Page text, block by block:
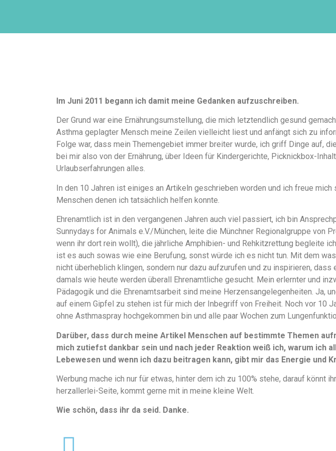
Im Juni 2011 begann ich damit meine Gedanken aufzuschreiben.
Der Grund war eine Ernährungsumstellung, die mich letztendlich gesund
Asthma geplagter Mensch meine Zeilen vielleicht liest und anfängt sich zu
Folge war, dass mein Themengebiet immer breiter wurde, ich griff Dinge auf,
bei mir also von der Ernährung, über Ideen für Kindergerichte, Picknickbox-
Urlaubserfahrungen alles.
In den 10 Jahren ist einiges an Artikeln geschrieben worden und ich freue
Menschen denen ich tatsächlich helfen konnte.
Ehrenamtlich ist in den vergangenen Jahren auch viel passiert, ich bin
Sunnydays for Animals e.V./München, leite die Münchner Regionalgruppe von
wenn ihr dort rein wollt), die jährliche Amphibien- und Rehkitzrettung begleite
ist es auch sowas wie eine Berufung, sonst würde ich es nicht tun. Mit dem
nicht überheblich klingen, sondern nur dazu aufzurufen und zu inspirieren,
damals wie heute werden überall Ehrenamtliche gesucht. Mein erlernter und
Pädagogik und die Ehrenamtsarbeit sind meine Herzensangelegenheiten. Ja,
auf einem Gipfel zu stehen ist für mich der Inbegriff von Freiheit. Noch vor 10
ohne Asthmaspray hochgekommen bin und alle paar Wochen zum
Darüber, dass durch meine Artikel Menschen auf bestimmte Themen
mich zutiefst dankbar sein und nach jeder Reaktion weiß ich, warum ich
Lebewesen und wenn ich dazu beitragen kann, gibt mir das Energie und
Werbung mache ich nur für etwas, hinter dem ich zu 100% stehe, darauf könnt
herzallerlei-Seite, kommt gerne mit in meine kleine Welt.
Wie schön, dass ihr da seid. Danke.